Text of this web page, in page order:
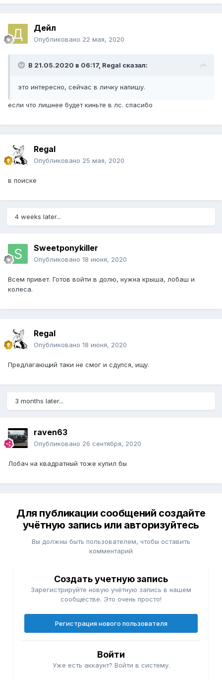
Дейл
Опубликовано 22 мая, 2020
В 21.05.2020 в 06:17, Regal сказал:
это интересно, сейчас в личку напишу.
если что лишнее будет киньте в лс. спасибо
Regal
Опубликовано 25 мая, 2020
в поиске
4 weeks later...
Sweetponykiller
Опубликовано 18 июня, 2020
Всем привет. Готов войти в долю, нужна крыша, лобаш и
колеса.
Regal
Опубликовано 18 июня, 2020
Предлагающий таки не смог и сдулся, ищу.
3 months later...
raven63
Опубликовано 26 сентября, 2020
Лобач на квадратный тоже купил бы
Для публикации сообщений создайте
учётную запись или авторизуйтесь
Вы должны быть пользователем, чтобы оставить
комментарий
Создать учетную запись
Зарегистрируйте новую учётную запись в нашем
сообществе. Это очень просто!
Регистрация нового пользователя
Войти
Уже есть аккаунт? Войти в систему.